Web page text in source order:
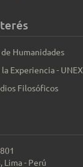
Humanidades
Experiencia - UNEX
Filosóficos
Lima - Perú